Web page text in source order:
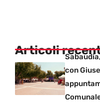
Articoli
con